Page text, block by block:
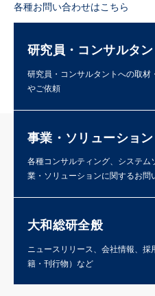
各種お問い合わせはこちら
研究員・コンサルタン
研究員・コンサルタントへの取材
やご依頼
事業・ソリューション
各種コンサルティング、システム
業・ソリューションに関するお問
大和総研全般
ニュースリリース、会社情報、採
籍・刊行物）など